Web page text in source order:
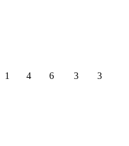
1 4 6 3 3